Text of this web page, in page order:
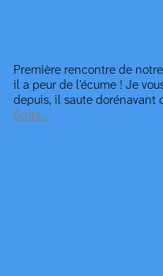
Première rencontre de
il a peur de l’écume ! Je
depuis, il saute dorénavant
Suite…